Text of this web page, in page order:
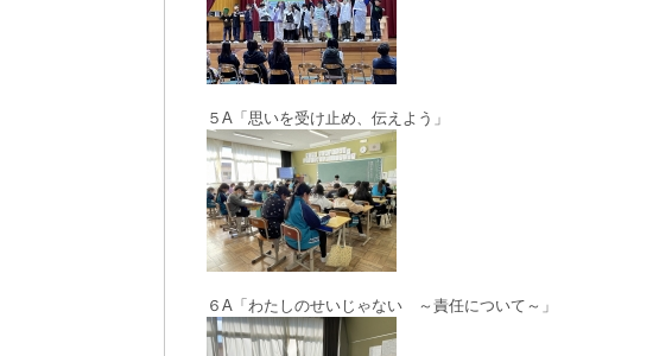
５A「思いを受け止め、伝えよう」
６A「わたしのせいじゃない ～責任について～」